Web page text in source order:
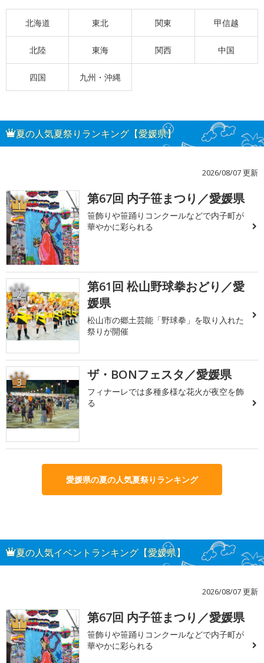
北海道 東北 関東 甲信越
北陸 東海 関西 中国
四国 九州・沖縄
夏の人気夏祭りランキング【愛媛県】
2026/08/07 更新
1 第67回 内子笹まつり／愛媛県
笹飾りや笹踊りコンクールなどで内子町が
華やかに彩られる
2
第61回 松山野球拳おどり／愛
媛県
松山市の郷土芸能「野球拳」を取り入れた
祭りが開催
3 ザ・BONフェスタ／愛媛県
フィナーレでは多種多様な花火が夜空を飾
る
愛媛県の夏の人気夏祭りランキング
夏の人気イベントランキング【愛媛県】
2026/08/07 更新
1 第67回 内子笹まつり／愛媛県
笹飾りや笹踊りコンクールなどで内子町が
華やかに彩られる